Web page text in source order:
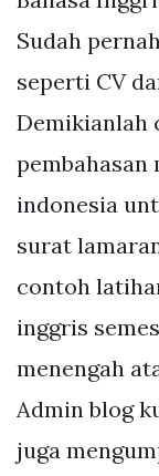
Sudah
seperti CV
Demikianlah
pembahasan
indonesia
surat
contoh
inggris
menengah
Admin blog
juga